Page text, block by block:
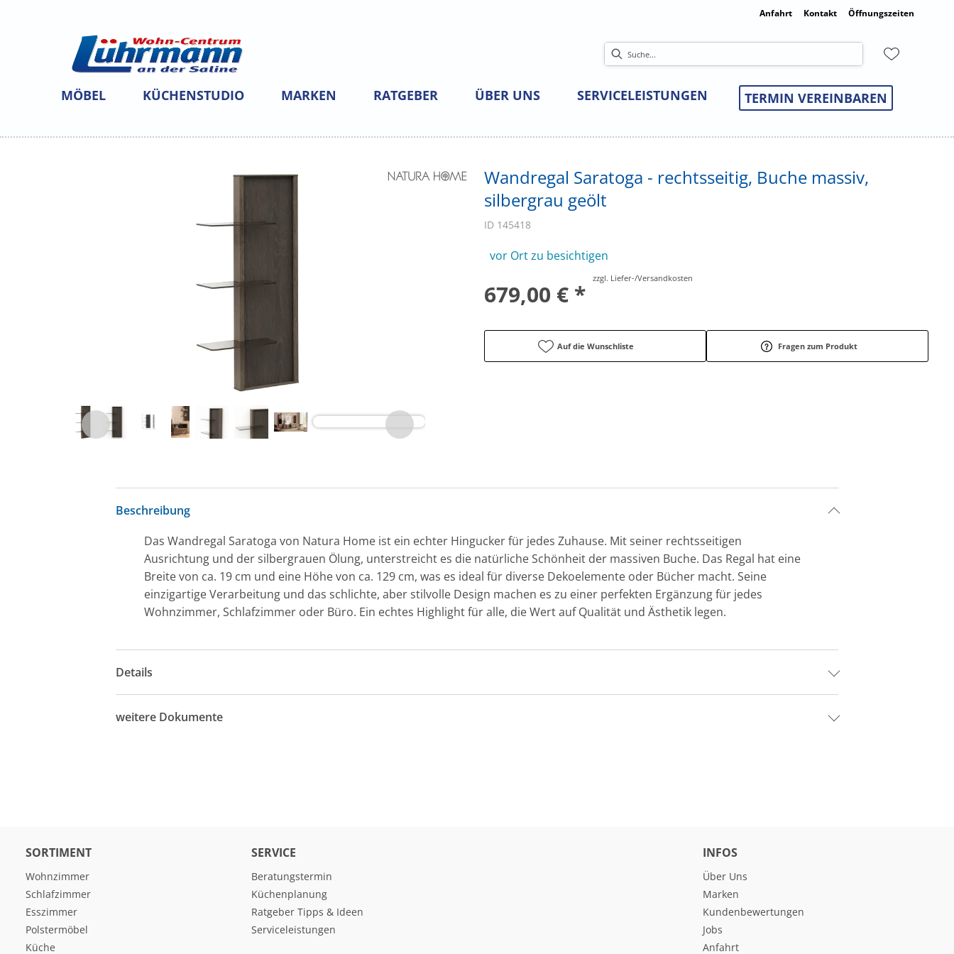
Anfahrt Kontakt Öffnungszeiten
MÖBEL KÜCHENSTUDIO MARKEN RATGEBER ÜBER UNS SERVICELEISTUNGEN TERMIN VEREINBAREN
Wandregal Saratoga - rechtsseitig, Buche massiv,
silbergrau geölt
ID 145418
vor Ort zu besichtigen
679,00 € *
zzgl. Liefer-/Versandkosten
Auf die Wunschliste Fragen zum Produkt
Beschreibung
Das Wandregal Saratoga von Natura Home ist ein echter Hingucker für jedes Zuhause. Mit seiner rechtsseitigen
Ausrichtung und der silbergrauen Ölung, unterstreicht es die natürliche Schönheit der massiven Buche. Das Regal hat eine
Breite von ca. 19 cm und eine Höhe von ca. 129 cm, was es ideal für diverse Dekoelemente oder Bücher macht. Seine
einzigartige Verarbeitung und das schlichte, aber stilvolle Design machen es zu einer perfekten Ergänzung für jedes
Wohnzimmer, Schlafzimmer oder Büro. Ein echtes Highlight für alle, die Wert auf Qualität und Ästhetik legen.
Details
weitere Dokumente
SORTIMENT
Wohnzimmer
Schlafzimmer
Esszimmer
Polstermöbel
Küche
SERVICE
Beratungstermin
Küchenplanung
Ratgeber Tipps & Ideen
Serviceleistungen
INFOS
Über Uns
Marken
Kundenbewertungen
Jobs
Anfahrt